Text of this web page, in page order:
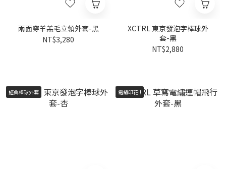
兩面穿羊羔毛立領外套-黑
NT$3,280
XCTRL 東京發泡字棒球外
套-黑
NT$2,880
經典棒球外套 電繡印花!!